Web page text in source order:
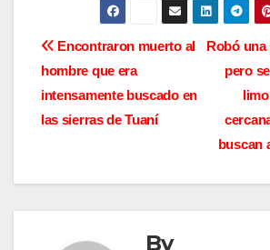
N
a
v
Robó una
pero
buscan
Encontraron muerto al
hombre que era
intensamente buscado en
las sierras de Tuaní
By